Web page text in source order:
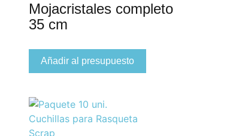
Mojacristales completo
35 cm
Añadir al presupuesto